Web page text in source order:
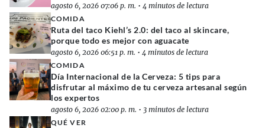
agosto 6, 2026 07:06 p. m. • 4 minutos de lectura
COMIDA
Ruta del taco Kiehl’s 2.0: del taco al skincare,
porque todo es mejor con aguacate
agosto 6, 2026 06:51 p. m. • 4 minutos de lectura
COMIDA
Día Internacional de la Cerveza: 5 tips para
disfrutar al máximo de tu cerveza artesanal según
los expertos
agosto 6, 2026 02:00 p. m. • 3 minutos de lectura
QUÉ VER